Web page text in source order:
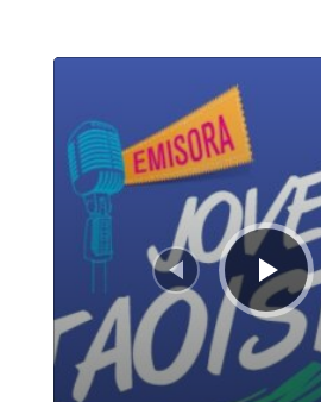
Reproductor